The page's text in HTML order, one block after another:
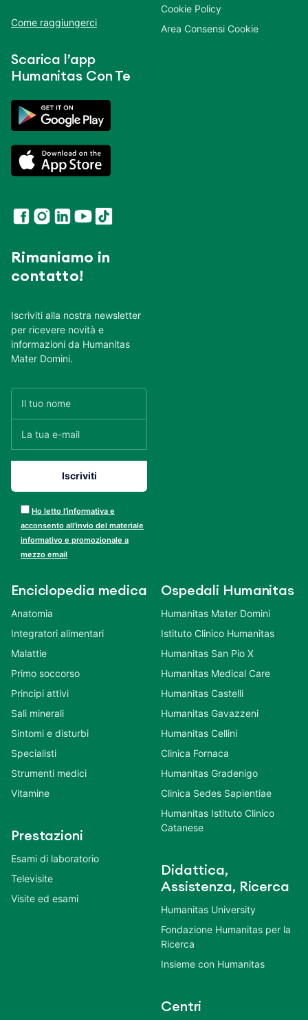
Come raggiungerci
Scarica l’app
Humanitas Con Te
Rimaniamo in
contatto!
Iscriviti alla nostra newsletter
per ricevere novità e
informazioni da Humanitas
Mater Domini.
Ho letto l’informativa e
acconsento all’invio del materiale
informativo e promozionale a
mezzo email
Cookie Policy
Area Consensi Cookie
Enciclopedia medica
Anatomia
Integratori alimentari
Malattie
Primo soccorso
Principi attivi
Sali minerali
Sintomi e disturbi
Specialisti
Strumenti medici
Vitamine
Prestazioni
Esami di laboratorio
Televisite
Visite ed esami
Ospedali Humanitas
Humanitas Mater Domini
Istituto Clinico Humanitas
Humanitas San Pio X
Humanitas Medical Care
Humanitas Castelli
Humanitas Gavazzeni
Humanitas Cellini
Clinica Fornaca
Humanitas Gradenigo
Clinica Sedes Sapientiae
Humanitas Istituto Clinico
Catanese
Didattica,
Assistenza, Ricerca
Humanitas University
Fondazione Humanitas per la
Ricerca
Insieme con Humanitas
Centri